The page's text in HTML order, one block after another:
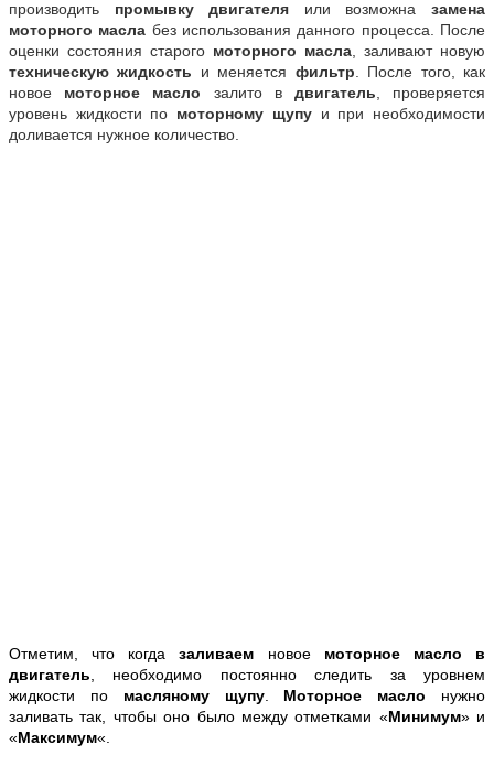
производить промывку двигателя или возможназамена
моторного масла без использования данного процесса. После
оценки состояния старого моторного масла , заливают новую
техническую жидкость и меняется фильтр . После того, как
новое моторное масло залито в двигатель , проверяется
уровень жидкости по моторному щупу и при необходимости
доливается нужное количество.
Отметим, что когдазаливаем новое моторное масло в
двигатель , необходимо постоянно следить за уровнем
жидкости по масляному щупу. Моторное масло нужно
заливать так, чтобы оно было между отметками «Минимум» и
«Максимум«.